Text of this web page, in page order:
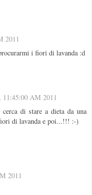
2011
i fiori di lavanda :d
11:45:00 AM 2011
di stare a dieta da una
di lavanda e poi...!!! :-)
2011